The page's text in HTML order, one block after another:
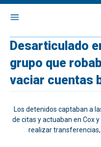
Desarticulado
grupo que
vaciar cuentas
Los detenidos captaban a
de citas y actuaban en Cox
realizar